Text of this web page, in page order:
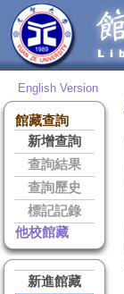
English Version
館藏查詢
新增查詢
查詢結果
查詢歷史
標記記錄
他校館藏
新進館藏